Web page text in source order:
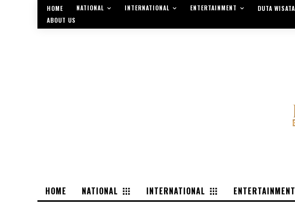
HOME NATIONAL INTERNATIONAL ENTERTAINMENT
DUTA WISATA
ABOUT US
HOME NATIONAL INTERNATIONAL ENTERTAINMENT